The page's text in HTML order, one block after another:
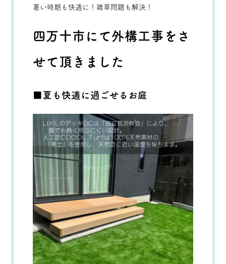
暑い時期も快適に！雑草問題も解決！
四万十市にて外構工事をさ
せて頂きました
■夏も快適に過ごせるお庭